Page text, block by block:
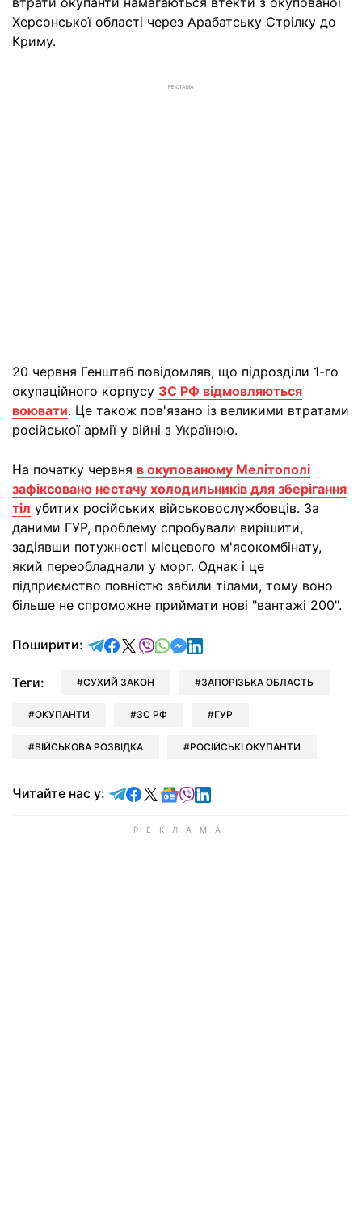
Херсонської області через Арабатську Стрілку до
Криму.
РЕКЛАМА
20 червня Генштаб повідомляв, що підрозділи 1-го
окупаційного корпусу ЗС РФ відмовляються
воювати. Це також пов'язано із великими втратами
російської армії у війні з Україною.
На початку червня в окупованому Мелітополі
зафіксовано нестачу холодильників для зберігання
тіл убитих російських військовослужбовців. За
даними ГУР, проблему спробували вирішити,
задіявши потужності місцевого м'ясокомбінату,
який переобладнали у морг. Однак і це
підприємство повністю забили тілами, тому воно
більше не спроможне приймати нові "вантажі 200".
Поширити: відправити у Telegram
поділитись у Facebook
поділитись у X
відправити у Viber
відправити у Whatsapp
відправити у Messenger
відправити у LinkedIn
Теги: СУХИЙ ЗАКОН ЗАПОРІЗЬКА ОБЛАСТЬ
ОКУПАНТИ ЗС РФ ГУР
ВІЙСЬКОВА РОЗВІДКА РОСІЙСЬКІ ОКУПАНТИ
Читайте нас у: Читайте у Telegram
Читайте у Facebook
Читайте у X
Читайте у Google news
Читайте у Viber
Читайте у LinkedIn